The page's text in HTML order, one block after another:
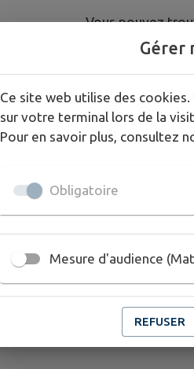
Vous pouvez
France Rénov’.
PLUS
Gérer
Ce site web utilise des
sur votre terminal lors de la
Pour en savoir plus, consultez
Obligatoire
Mesure d'audience
REFUSER